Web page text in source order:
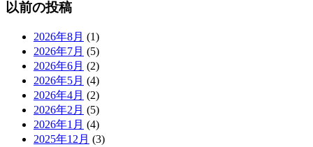
以前の投稿
2026年8月 (1)
2026年7月 (5)
2026年6月 (2)
2026年5月 (4)
2026年4月 (2)
2026年2月 (5)
2026年1月 (4)
2025年12月 (3)